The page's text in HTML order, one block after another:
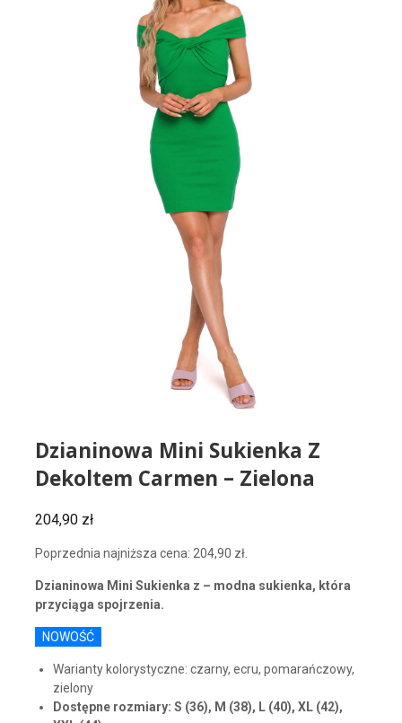
Dzianinowa Mini Sukienka Z
Dekoltem Carmen – Zielona
204,90 zł
Poprzednia najniższa cena: 204,90 zł.
Dzianinowa Mini Sukienka z – modna sukienka, która
przyciąga spojrzenia.
NOWOŚĆ
Warianty kolorystyczne: czarny, ecru, pomarańczowy,
zielony
Dostępne rozmiary: S (36), M (38), L (40), XL (42),